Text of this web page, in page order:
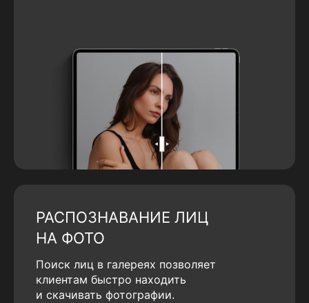
РАСПОЗНАВАНИЕ ЛИЦ
НА ФОТО
Поиск лиц в галереях позволяет
клиентам быстро находить
и скачивать фотографии.